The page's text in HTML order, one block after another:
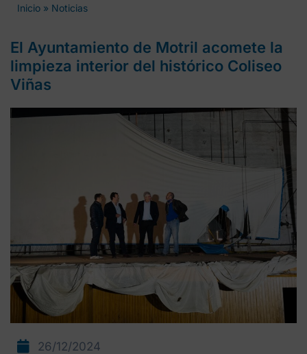
Inicio » Noticias
El Ayuntamiento de Motril acomete la
limpieza interior del histórico Coliseo
Viñas
26/12/2024